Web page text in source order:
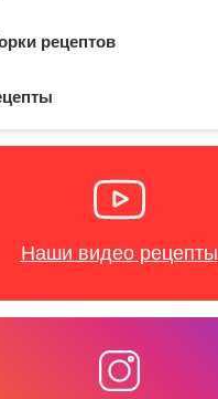
рецептов
Наши видео рецепты